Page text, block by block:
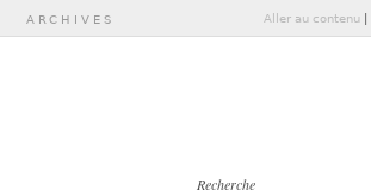
ARCHIVES Aller au contenu |
Recherche